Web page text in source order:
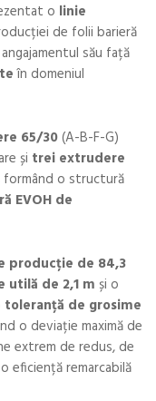
o linie
de folii barieră
său față
în domeniul
65/30(A-B-F-G)
și trei extrudere
formând o structură
EVOH de
producție de 84,3
utilă de 2,1 m și o
toleranță de grosime
o deviație maximă de
extrem de redus, de
eficiență remarcabilă